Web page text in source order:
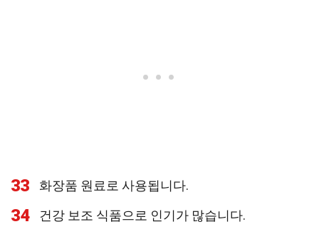
33 화장품 원료로 사용됩니다.
34 건강 보조 식품으로 인기가 많습니다.